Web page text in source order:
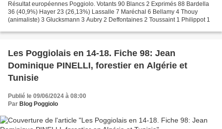
Résultat européennes Poggiolo. Votants 90 Blancs 2 Exprimés 88 Bardella
36 (40,9%) Hayer 23 (26,13%) Lassalle 7 Maréchal 6 Bellamy 4 Thouy
(animaliste) 3 Glucksmann 3 Aubry 2 Deffontaines 2 Toussaint 1 Philippot 1
Les Poggiolais en 14-18. Fiche 98: Jean
Dominique PINELLI, forestier en Algérie et
Tunisie
Publié le 09/06/2024 à 08:00
Par Blog Poggiolo